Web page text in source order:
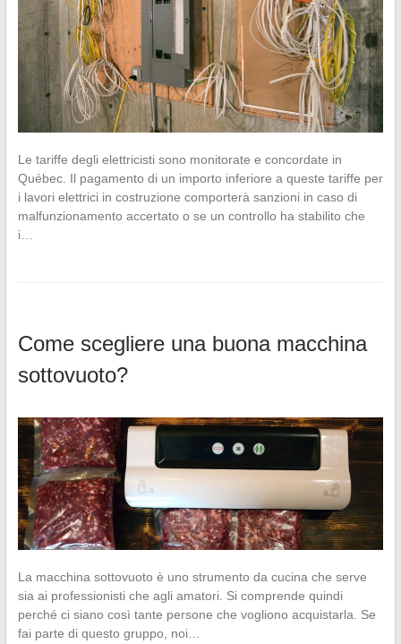
Le tariffe degli elettricisti sono monitorate e concordate in
Québec. Il pagamento di un importo inferiore a queste tariffe per
i lavori elettrici in costruzione comporterà sanzioni in caso di
malfunzionamento accertato o se un controllo ha stabilito che
i…
Come scegliere una buona macchina
sottovuoto?
La macchina sottovuoto è uno strumento da cucina che serve
sia ai professionisti che agli amatori. Si comprende quindi
perché ci siano così tante persone che vogliono acquistarla. Se
fai parte di questo gruppo, noi…